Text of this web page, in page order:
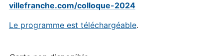
villefranche.com/colloque-2024
Le programme est téléchargéable.